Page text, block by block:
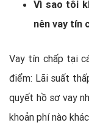
Vì sao tôi
nên vay tín
Vay tín chấp tại
điểm: Lãi suất
quyết hồ sơ vay
khoản phí nào